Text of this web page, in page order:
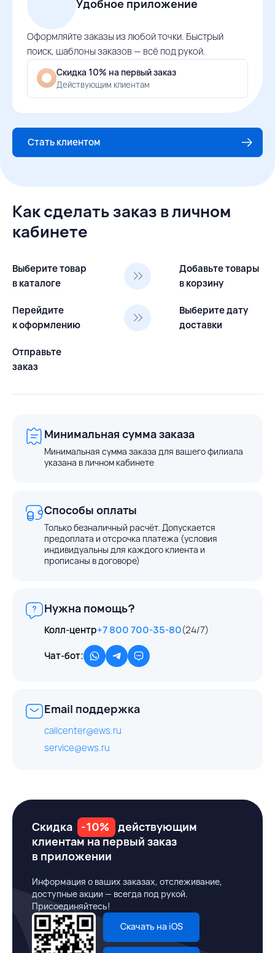
Удобное приложение
Оформляйте заказы из любой точки. Быстрый
поиск, шаблоны заказов — всё под рукой.
Скидка 10% на первый заказ
Действующим клиентам
Стать клиентом
Как сделать заказ в личном
кабинете
Выберите товар
в каталоге
Добавьте товары
в корзину
Перейдите
к оформлению
Выберите дату
доставки
Отправьте
заказ
Минимальная сумма заказа
Минимальная сумма заказа для вашего филиала
указана в личном кабинете
Способы оплаты
Только безналичный расчёт. Допускается
предоплата и отсрочка платежа (условия
индивидуальны для каждого клиента и
прописаны в договоре)
Нужна помощь?
Колл-центр+7 800 700-35-80(24/7)
Чат-бот:
Email поддержка
callcenter@ews.ru
service@ews.ru
Скидка -10%
действующим
клиентам на первый заказ
в приложении
Информация о ваших заказах, отслеживание,
доступные акции — всегда под рукой.
Присоединяйтесь!
Скачать на iOS